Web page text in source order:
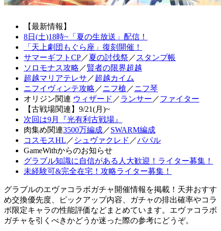
【最新情報】
8日(土)18時~「夏の生放送」配信！
「天上劇団もぐら座」復刻開催！
サマーギフトCP／夏の討伐祭 ／ スタンプ帳
ソロモナス攻略 ／賢者の限界超越
超越マリアテレサ ／超越カイム
ニフイヴィンテ攻略 ／ニフ槍 ／ニフ琴
オリジン関連 ウィザード ／ランサー ／ファイター
【古戦場関連】9/21(月)~
次回は9月『光有利古戦場』
肉集め関連3500万編成／SWARM編成
コスモスHL ／ シュヴァクレド ／パパル
GameWithからのお知らせ
グラブル知識に自信がある人大歓迎！ライター募集！
未経験可&完全在宅！攻略ライター募集！
グラブルのエヴァコラボガチャ開催情報を掲載！天井おすす
め交換優先度、ピックアップ内容、ガチャの排出確率やコラ
ボ限定キャラの性能評価などまとめています。エヴァコラボ
ガチャを引くべきかどうか迷った際の参考にどうぞ。